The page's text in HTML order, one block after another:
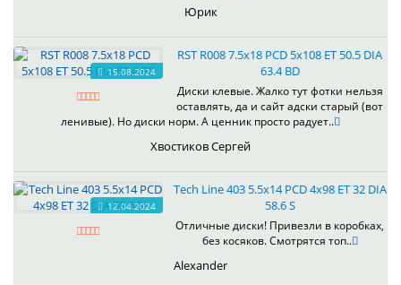
Юрик
15.08.2024
RST R008 7.5x18 PCD 5x108 ET 50.5 DIA
63.4 BD
Диски клевые. Жалко тут фотки нельзя
оставлять, да и сайт адски старый (вот
ленивые). Но диски норм. А ценник просто радует..
Хвостиков Сергей
12.04.2024
Tech Line 403 5.5x14 PCD 4x98 ET 32 DIA
58.6 S
Отличные диски! Привезли в коробках,
без косяков. Смотрятся топ..
Alexander